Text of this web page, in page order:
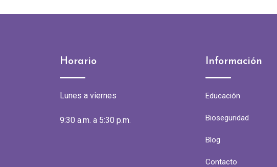
Horario
Lunes a viernes
9:30 a.m. a 5:30 p.m.
Información
Educación
Bioseguridad
Blog
Contacto